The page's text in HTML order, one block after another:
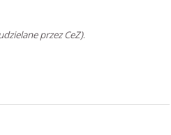
przez CeZ).